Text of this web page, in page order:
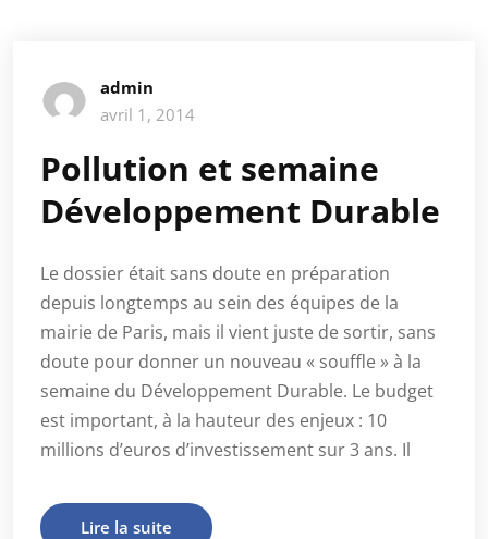
admin
avril 1, 2014
Pollution et semaine
Développement Durable
Le dossier était sans doute en préparation
depuis longtemps au sein des équipes de la
mairie de Paris, mais il vient juste de sortir, sans
doute pour donner un nouveau « souffle » à la
semaine du Développement Durable. Le budget
est important, à la hauteur des enjeux : 10
millions d’euros d’investissement sur 3 ans. Il
Lire la suite